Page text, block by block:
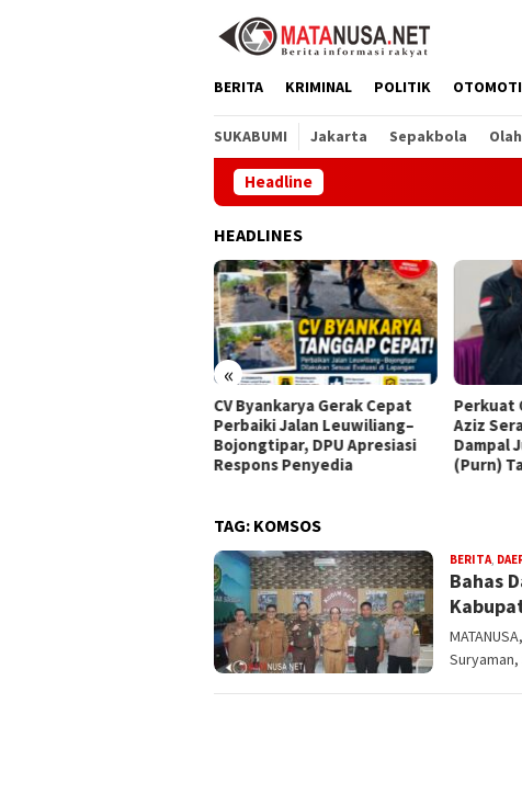
BERITA KRIMINAL POLITIK
SUKABUMI Jakarta Sepakbola
Headline CV
HEADLINES
«
Perkuat Organisasi, Irvan
Aziz Serahkan KTA LSM
Dampal Jurig kepada Mayjen
(Purn) Tatang Zaenudin
Dprd
Diminta
TAG: KOMSOS
BERITA,
Bahas